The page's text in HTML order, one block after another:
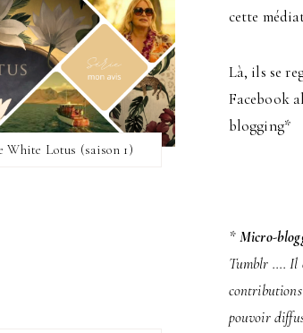
cette
Là, ils se
Facebook
blogging*
*Micro-
Tumblr …. Il
contributions
pouvoir
White Lotus (saison 1)